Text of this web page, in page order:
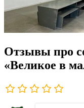
Отзывы про
«Великое в